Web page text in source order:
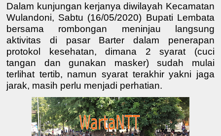
Dalam kunjungan kerjanya diwilayah Kecamatan
Wulandoni, Sabtu (16/05/2020) Bupati Lembata
bersama rombongan meninjau langsung
aktivitas di pasar Barter dalam penerapan
protokol kesehatan, dimana 2 syarat (cuci
tangan dan gunakan masker) sudah mulai
terlihat tertib, namun syarat terakhir yakni jaga
jarak, masih perlu menjadi perhatian.